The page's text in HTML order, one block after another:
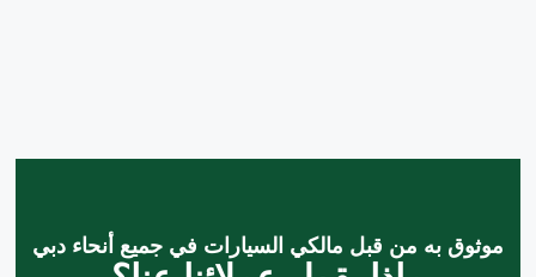
موثوق به من قبل مالكي السيارات في جميع أنحاء دبي